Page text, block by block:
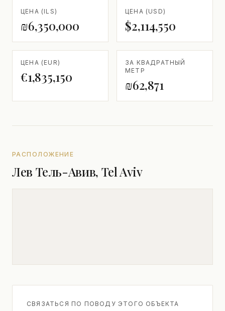
ЦЕНА (ILS)
₪6,350,000
ЦЕНА (USD)
$2,114,550
ЦЕНА (EUR)
€1,835,150
ЗА КВАДРАТНЫЙ
МЕТР
₪62,871
РАСПОЛОЖЕНИЕ
Лев Тель-Авив, Tel Aviv
СВЯЗАТЬСЯ ПО ПОВОДУ ЭТОГО ОБЪЕКТА